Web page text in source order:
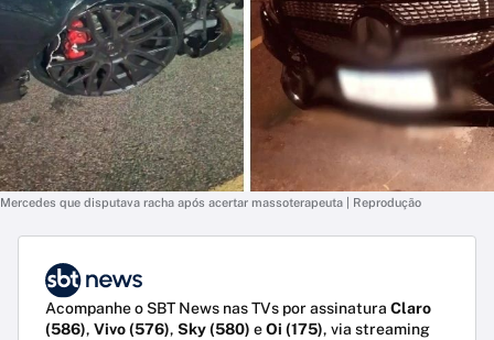
Mercedes que disputava racha após acertar massoterapeuta | Reprodução
Acompanhe o SBT News nas TVs por assinatura Claro
(586), Vivo (576), Sky (580) eOi (175), via streaming